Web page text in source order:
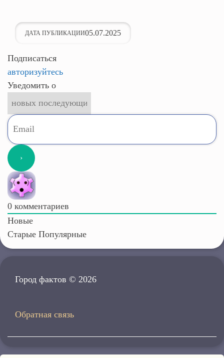
ДАТА ПУБЛИКАЦИИ05.07.2025
Подписаться
авторизуйтесь
Уведомить о
0 комментариев
Новые
Старые Популярные
Город фактов © 2026
Обратная связь